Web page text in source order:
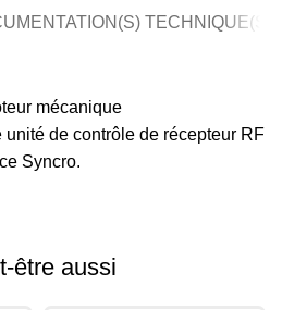
TECHNIQUE(S)
mécanique
unité de contrôle de récepteur RF
Syncro.
être aussi